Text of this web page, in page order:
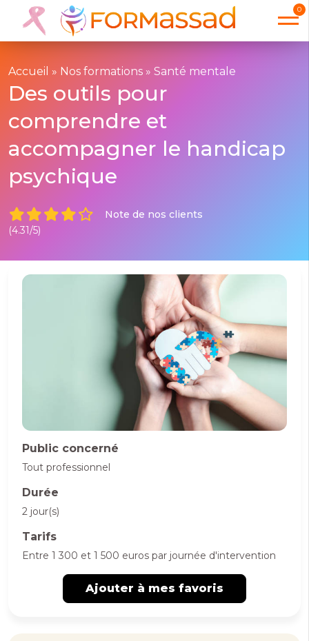
0
Accueil » Nos formations » Santé mentale
Des outils pour
comprendre et
accompagner le handicap
psychique
Note de nos clients
(4.31/5)
Public concerné
Tout professionnel
Durée
2 jour(s)
Tarifs
Entre 1 300 et 1 500 euros par journée d'intervention
Ajouter à mes favoris